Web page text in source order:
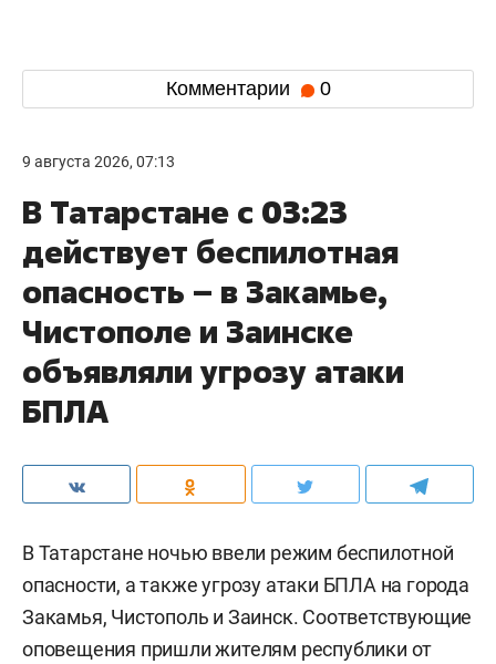
Комментарии 0
9 августа 2026, 07:13
В Татарстане с 03:23
действует беспилотная
опасность – в Закамье,
Чистополе и Заинске
объявляли угрозу атаки
БПЛА
В Татарстане ночью ввели режим беспилотной
опасности, а также угрозу атаки БПЛА на города
Закамья, Чистополь и Заинск. Соответствующие
оповещения пришли жителям республики от